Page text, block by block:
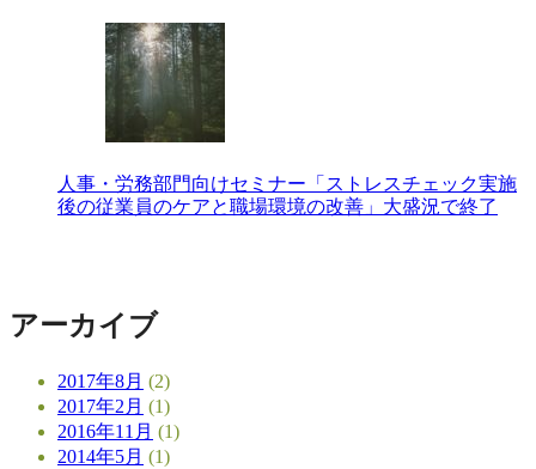
人事・労務部門向けセミナー「ストレスチェック実施
後の従業員のケアと職場環境の改善」大盛況で終了
アーカイブ
2017年8月 (2)
2017年2月 (1)
2016年11月 (1)
2014年5月 (1)